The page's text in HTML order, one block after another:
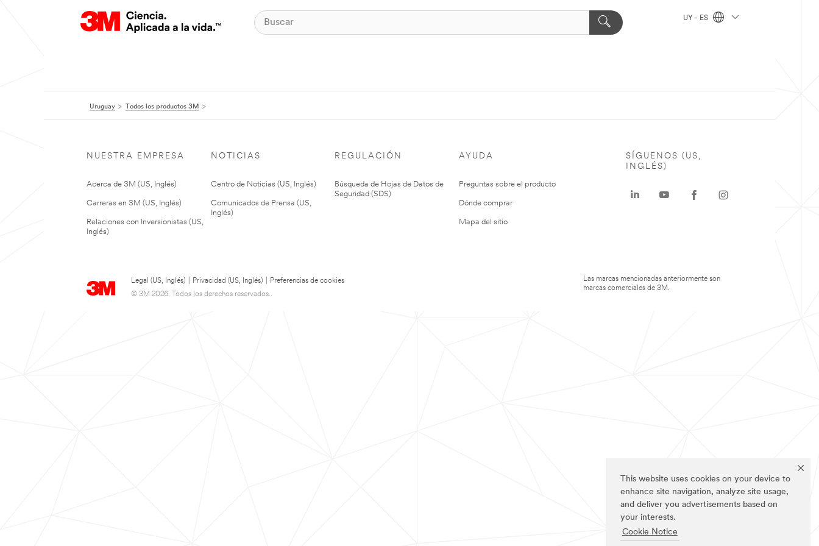
This website uses cookies on your device to
enhance site navigation, analyze site usage,
and deliver you advertisements based on
your interests.
Cookie Notice
UY - ES
Uruguay Todos los productos 3M
NUESTRA EMPRESA
Acerca de 3M (US, Inglés)
Carreras en 3M (US, Inglés)
Relaciones con Inversionistas (US,
Inglés)
NOTICIAS
Centro de Noticias (US, Inglés)
Comunicados de Prensa (US,
Inglés)
REGULACIÓN
Búsqueda de Hojas de Datos de
Seguridad (SDS)
AYUDA
Preguntas sobre el producto
Dónde comprar
Mapa del sitio
Legal (US, Inglés) Privacidad (US, Inglés)
Preferencias de cookies
© 3M 2026. Todos los derechos reservados..
SÍGUENOS (US,
INGLÉS)
Las marcas mencionadas anteriormente son
marcas comerciales de 3M.